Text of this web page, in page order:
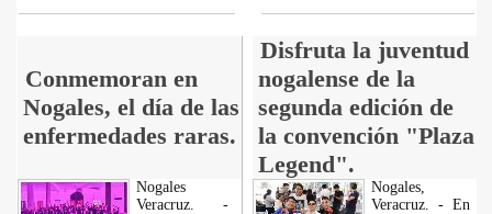
Conmemoran en
Nogales, el día de las
enfermedades raras.
Disfruta la juventud
nogalense de la
segunda edición de
la convención "Plaza
Legend".
Nogales
Veracruz. -
Nogales,
Veracruz. - En